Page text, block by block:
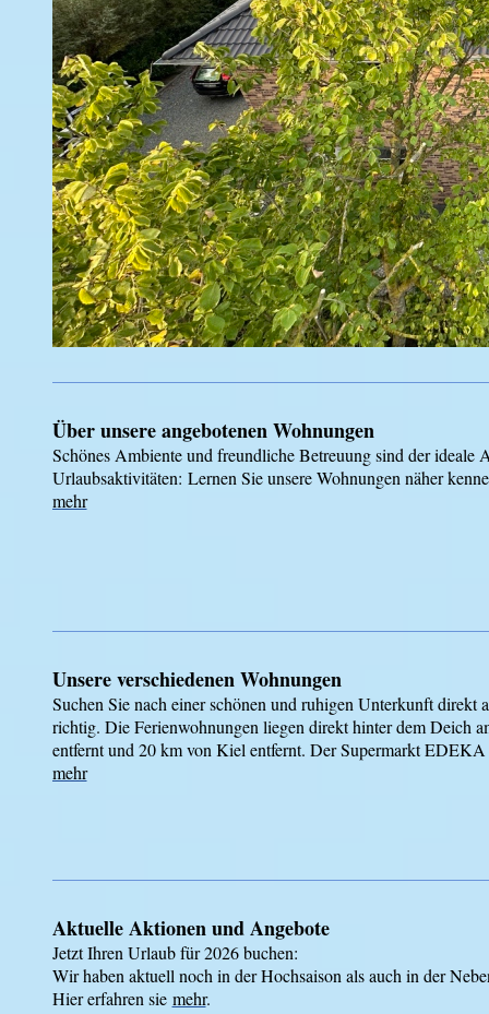
Über unsere angebotenen Wohnungen
Schönes Ambiente und freundliche Betreuung sind der ideale
Urlaubsaktivitäten: Lernen Sie unsere Wohnungen näher
mehr
Unsere verschiedenen Wohnungen
Suchen Sie nach einer schönen und ruhigen Unterkunft direkt
richtig. Die Ferienwohnungen liegen direkt hinter dem Deich
entfernt und 20 km von Kiel entfernt. Der Supermarkt EDEKA
mehr
Aktuelle Aktionen und Angebote
Jetzt Ihren Urlaub für 2026 buchen:
Wir haben aktuell noch in der Hochsaison als auch in der
Hier erfahren sie mehr.